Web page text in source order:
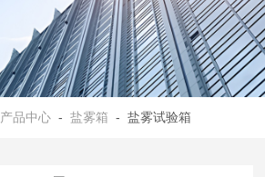
产品中心 -盐雾箱 - 盐雾试验箱